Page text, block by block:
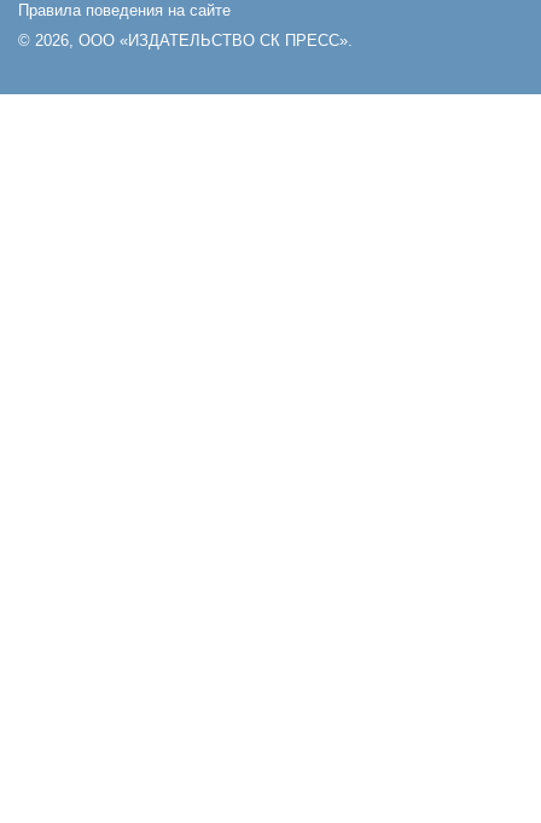
Правила поведения на сайте
© 2026, ООО «ИЗДАТЕЛЬСТВО СК ПРЕСС».